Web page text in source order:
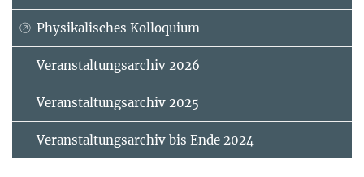
Physikalisches Kolloquium
Veranstaltungsarchiv 2026
Veranstaltungsarchiv 2025
Veranstaltungsarchiv bis Ende 2024